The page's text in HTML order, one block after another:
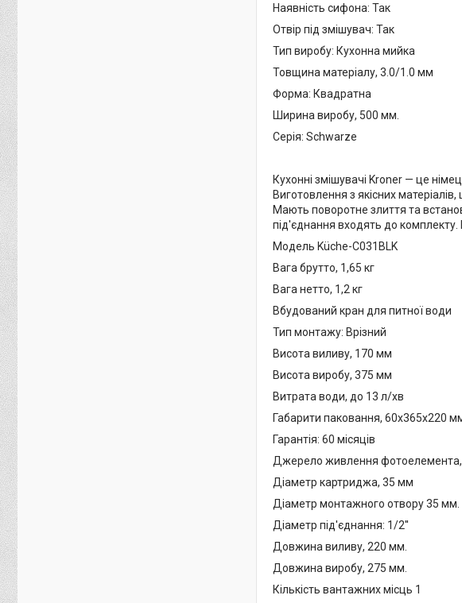
Наявність сифона: Так
Отвір під змішувач: Так
Тип виробу: Кухонна мийка
Товщина матеріалу, 3.0/1.0 мм
Форма: Квадратна
Ширина виробу, 500 мм.
Серія: Schwarze
Кухонні змішувачі Kroner — це
Виготовлення з якісних
Мають поворотне злиття та
під'єднання входять до комплекту.
Модель Küche-C031BLK
Вага брутто, 1,65 кг
Вага нетто, 1,2 кг
Вбудований кран для питної води
Тип монтажу: Врізний
Висота виливу, 170 мм
Висота виробу, 375 мм
Витрата води, до 13 л/хв
Габарити паковання, 60х365х220
Гарантія: 60 місяців
Джерело живлення
Діаметр картриджа, 35 мм
Діаметр монтажного отвору 35 мм.
Діаметр під'єднання: 1/2''
Довжина виливу, 220 мм.
Довжина виробу, 275 мм.
Кількість вантажних місць 1